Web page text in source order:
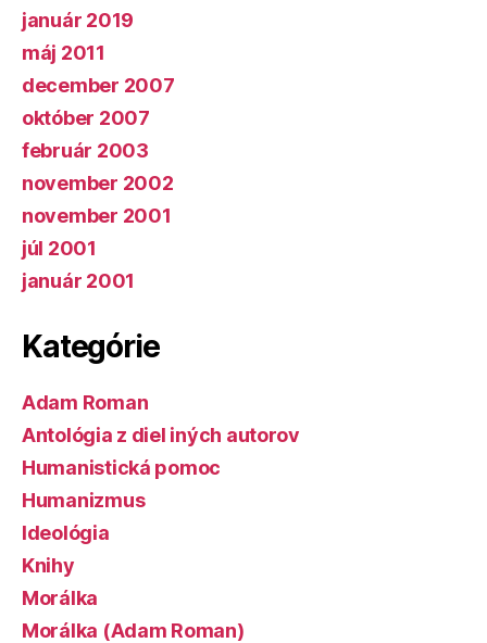
január 2019
máj 2011
december 2007
október 2007
február 2003
november 2002
november 2001
júl 2001
január 2001
Kategórie
Adam Roman
Antológia z diel iných autorov
Humanistická pomoc
Humanizmus
Ideológia
Knihy
Morálka
Morálka (Adam Roman)